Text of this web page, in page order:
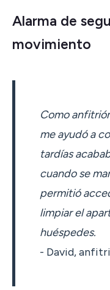
Alarma de
movimiento
Como
me ayudó a
tardías
cuando se
permitió
limpiar el
huéspedes.
- David,